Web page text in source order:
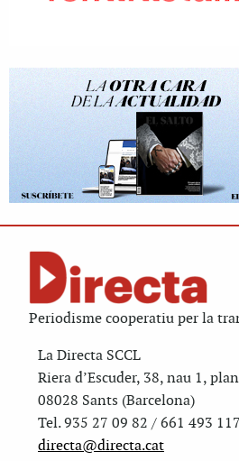
Periodisme cooperatiu per la
La Directa SCCL
Riera d’Escuder, 38, nau 1,
08028 Sants (Barcelona)
Tel. 935 27 09 82 / 661 493 117
directa@directa.cat